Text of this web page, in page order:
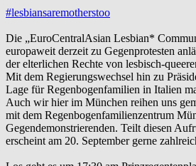
#lesbiansaremotherstoo
Die „EuroCentralAsian Lesbian*
europaweit derzeit zu Gegenprotesten
der elterlichen Rechte von lesbisch-
Mit dem Regierungswechsel hin zu
Lage für Regenbogenfamilien in Italien
Auch wir hier im München reihen uns
mit dem Regenbogenfamilienzentrum
Gegendemonstrierenden. Teilt diesen
erscheint am 20. September gerne